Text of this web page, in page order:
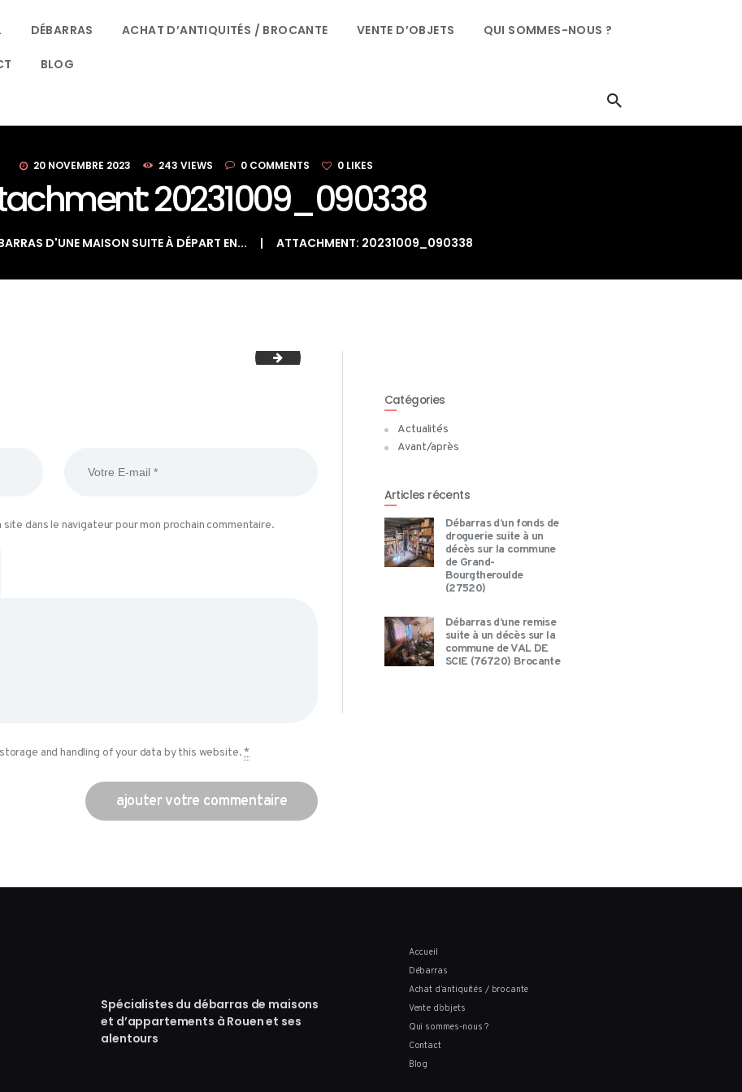
DÉBARRAS ACHAT D’ANTIQUITÉS / BROCANTE VENTE D’OBJETS QUI SOMMES-NOUS ?
BLOG
20 NOVEMBRE 2023 243 VIEWS 0 COMMENTS 0 LIKES
20231009_090338
D'UNE MAISON SUITE À DÉPART EN... ATTACHMENT: 20231009_090338
ACCUEIL
DÉBARRAS
D’ANTIQUITÉS /
BROCANTE
VENTE D’OBJETS
QUI SOMMES-
NOUS ?
20231115_115740
dans le navigateur pour mon prochain commentaire.
and handling of your data by this website.*
Catégories
Actualités
Avant/après
Articles récents
Débarras d’un fonds de
droguerie suite à un
décès sur la commune
de Grand-
Bourgtheroulde
(27520)
Débarras d’une remise
suite à un décès sur la
commune de VAL DE
SCIE (76720) Brocante
Spécialistes du débarras de maisons
et d’appartements à Rouen et ses
alentours
Accueil
Débarras
Achat d’antiquités / brocante
Vente d’objets
Qui sommes-nous ?
Contact
Blog